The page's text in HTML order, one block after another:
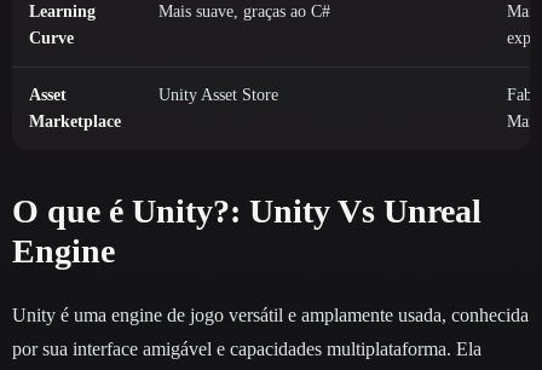
Learning
Curve
Mais suave, graças ao C#
Asset
Marketplace
Unity Asset Store
Fab
O que é Unity?: Unity Vs Unreal
Engine
Unity é uma engine de jogo versátil e amplamente usada, conhecida
por sua interface amigável e capacidades multiplataforma. Ela